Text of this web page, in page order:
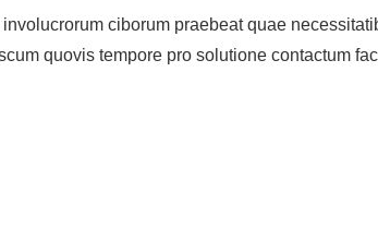
ciborum praebeat quae
quovis tempore pro solutione contactum